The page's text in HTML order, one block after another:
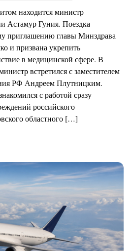
находится министр
Астамур Гуния. Поездка
приглашению главы Минздрава
и призвана укрепить
в медицинской сфере. В
встретился с заместителем
РФ Андреем Плутницким.
с работой сразу
российского
областного […]